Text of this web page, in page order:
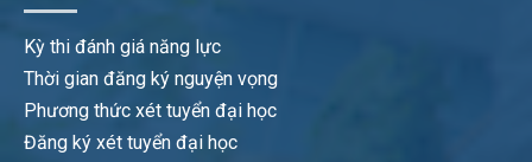
Sau khi tốt nghiệp chương trình đào tạo, sinh viên có khả
năng:
Kỳ thi đánh giá năng lực
Thời gian đăng ký nguyện vọng
Phương thức xét tuyển đại học
Đăng ký xét tuyển đại học